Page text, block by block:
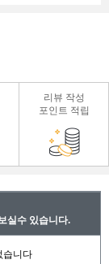
리뷰 작성
포인트 적립
실수 있습니다.